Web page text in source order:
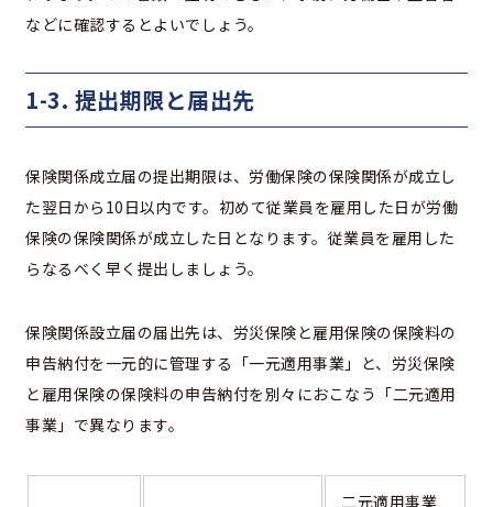
などに確認するとよいでしょう。
1-3. 提出期限と届出先
保険関係成立届の提出期限は、労働保険の保険関係が成立し
た翌日から10日以内です。初めて従業員を雇用した日が労働
保険の保険関係が成立した日となります。従業員を雇用した
らなるべく早く提出しましょう。
保険関係設立届の届出先は、労災保険と雇用保険の保険料の
申告納付を一元的に管理する「一元適用事業」と、労災保険
と雇用保険の保険料の申告納付を別々におこなう「二元適用
事業」で異なります。
二元適用事業